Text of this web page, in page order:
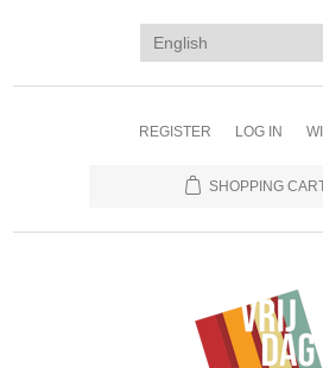
REGISTER LOG IN
SHOPPING